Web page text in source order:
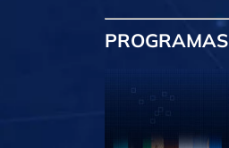
PROGRAMAS